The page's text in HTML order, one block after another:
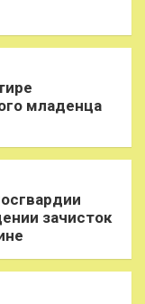
младенца
зачисток